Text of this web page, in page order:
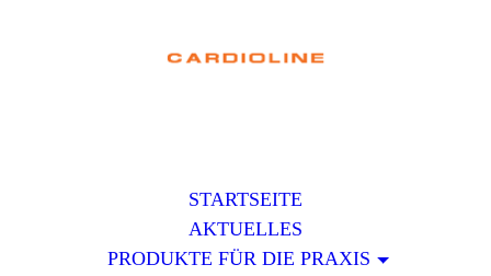
STARTSEITE
AKTUELLES
PRODUKTE FÜR DIE PRAXIS